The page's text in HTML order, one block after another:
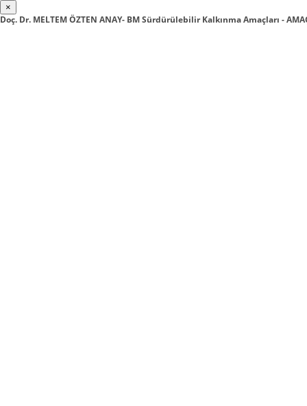
×
Doç. Dr. MELTEM ÖZTEN ANAY- BM Sürdürülebilir Kalkınma Amaçları -